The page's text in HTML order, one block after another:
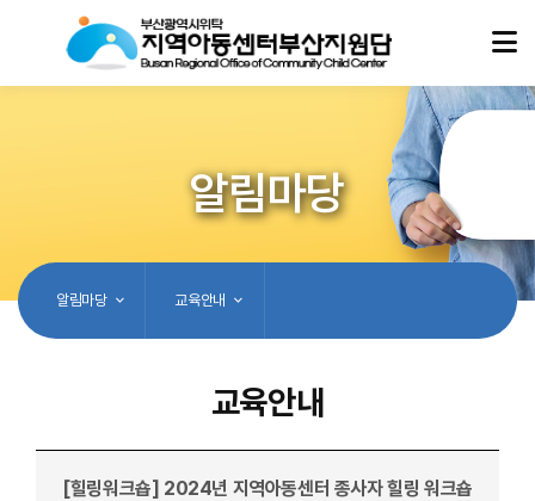
알림마당
알림마당 교육안내
교육안내
[힐링워크숍] 2024년 지역아동센터 종사자 힐링 워크숍